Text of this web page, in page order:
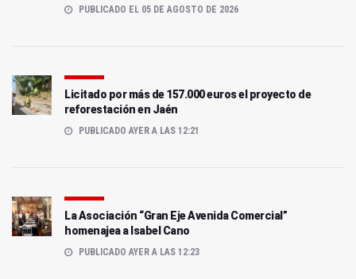
PUBLICADO EL 05 DE AGOSTO DE 2026
Licitado por más de 157.000 euros el proyecto de
reforestación en Jaén
PUBLICADO AYER A LAS 12:21
La Asociación “Gran Eje Avenida Comercial”
homenajea a Isabel Cano
PUBLICADO AYER A LAS 12:23